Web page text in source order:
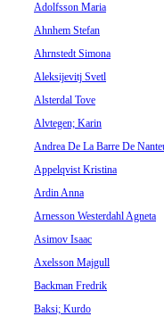
Adolfsson Maria
Ahnhem Stefan
Ahrnstedt Simona
Aleksijevitj Svetl
Alsterdal Tove
Alvtegen; Karin
Andrea De La Barre De
Appelqvist Kristina
Ardin Anna
Arnesson Westerdahl Agneta
Asimov Isaac
Axelsson Majgull
Backman Fredrik
Baksi; Kurdo